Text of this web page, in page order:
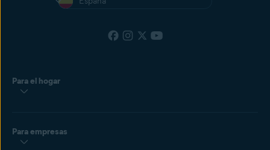
Para el hogar
Para empresas